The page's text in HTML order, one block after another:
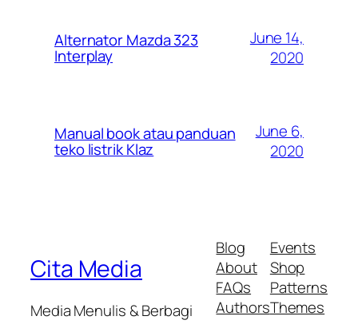
Alternator Mazda 323
Interplay
June 14,
2020
Manual book atau panduan
teko listrik Klaz
June 6,
2020
Cita Media
Media Menulis & Berbagi
Blog
About
FAQs
Authors
Events
Shop
Patterns
Themes